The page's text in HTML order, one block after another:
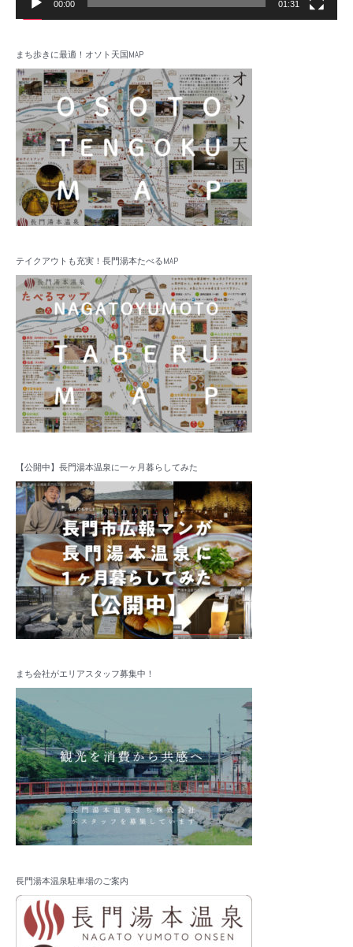
00:00 01:31
まち歩きに最適！オソト天国MAP
テイクアウトも充実！長門湯本たべるMAP
【公開中】長門湯本温泉に一ヶ月暮らしてみた
まち会社がエリアスタッフ募集中！
長門湯本温泉駐車場のご案内